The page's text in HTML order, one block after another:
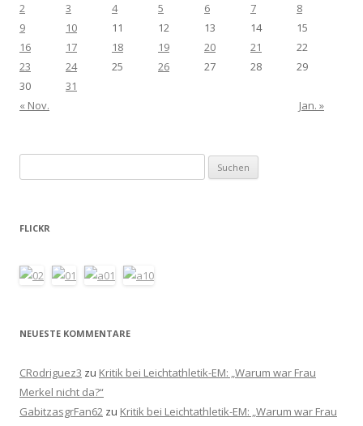
2
3 4 5 6 7
8
9
10 11 12 13 14
15
16
17 18 19 20 21
22
23
24 25 26 27 28
29
30
31
« Nov.
Jan. »
nach:
FLICKR
NEUESTE KOMMENTARE
CRodriguez3 zu Kritik bei Leichtathletik-EM: „Warum war Frau
Merkel nicht da?“
GabitzasgrFan62 zu Kritik bei Leichtathletik-EM: „Warum war Frau